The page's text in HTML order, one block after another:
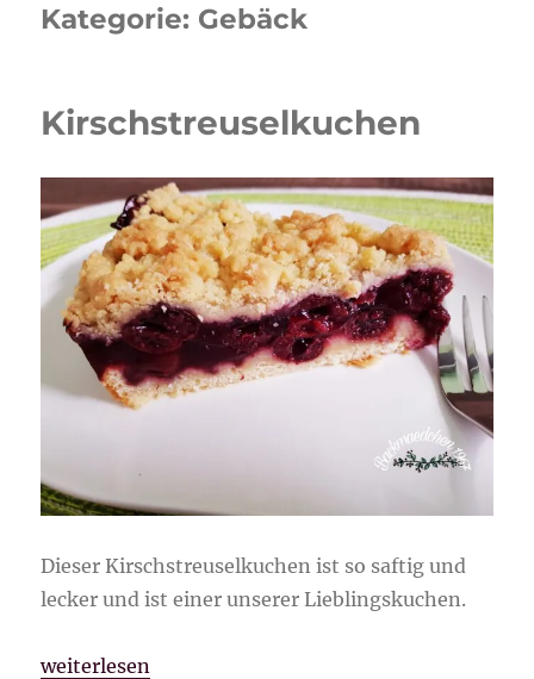
Kategorie: Gebäck
Kirschstreuselkuchen
Dieser Kirschstreuselkuchen ist so saftig und
lecker und ist einer unserer Lieblingskuchen.
„Kirschstreuselkuchen“
weiterlesen